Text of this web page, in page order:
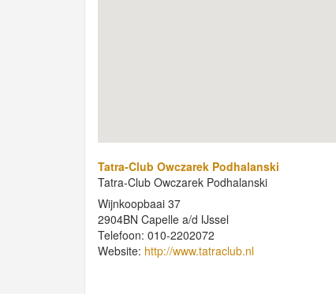
Tatra-Club Owczarek Podhalanski
Tatra-Club Owczarek Podhalanski
Wijnkoopbaai 37
2904BN Capelle a/d IJssel
Telefoon: 010-2202072
Website: http://www.tatraclub.nl